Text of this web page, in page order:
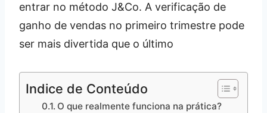
entrar no método J&Co. A verificação de
ganho de vendas no primeiro trimestre pode
ser mais divertida que o último
Indice de Conteúdo
O que realmente funciona na prática?